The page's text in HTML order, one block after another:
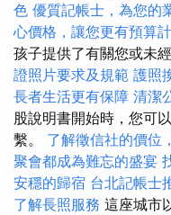
色 優質記帳士，為您的
心價格，讓您更有預算
孩子提供了有關您或未
證照片要求及規範 護照
長者生活更有保障 清潔
股說明書開始時，您可
繫。 了解徵信社的價位
聚會都成為難忘的盛宴
安穩的歸宿 台北記帳士
了解長照服務 這座城市